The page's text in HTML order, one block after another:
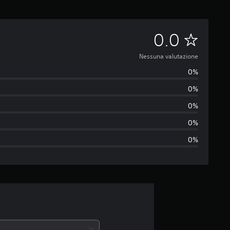
0.0 N
e
u
n
a
Nessuna valutazione
0%
0%
0%
0%
0%